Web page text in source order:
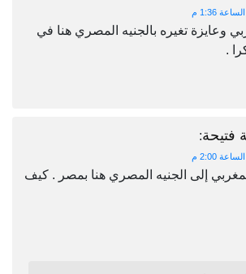
وعايزة تغيره بالجنيه المصري هنا في
.
فتيحة:
المغربي إلى الجنيه المصري هنا بمصر . كيف